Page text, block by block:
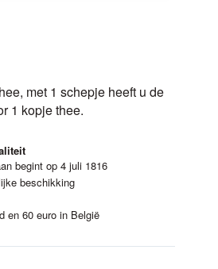
met 1 schepje heeft u de
1 kopje thee.
begint op 4 juli 1816
beschikking
en 60 euro in België